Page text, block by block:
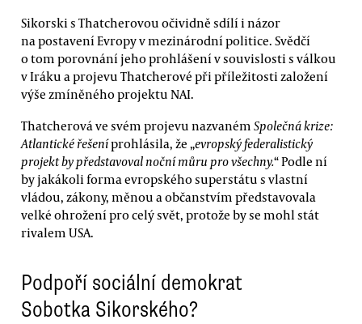
Sikorski s Thatcherovou očividně sdílí i názor
na postavení Evropy v mezinárodní politice. Svědčí
o tom porovnání jeho prohlášení v souvislosti s válkou
v Iráku a projevu Thatcherové při příležitosti založení
výše zmíněného projektu NAI.
Thatcherová ve svém projevu nazvaném Společná krize:
Atlantické řešeníprohlásila, že „evropský federalistický
projekt by představoval noční můru pro všechny.“ Podle ní
by jakákoli forma evropského superstátu s vlastní
vládou, zákony, měnou a občanstvím představovala
velké ohrožení pro celý svět, protože by se mohl stát
rivalem USA.
Podpoří sociální demokrat
Sobotka Sikorského?